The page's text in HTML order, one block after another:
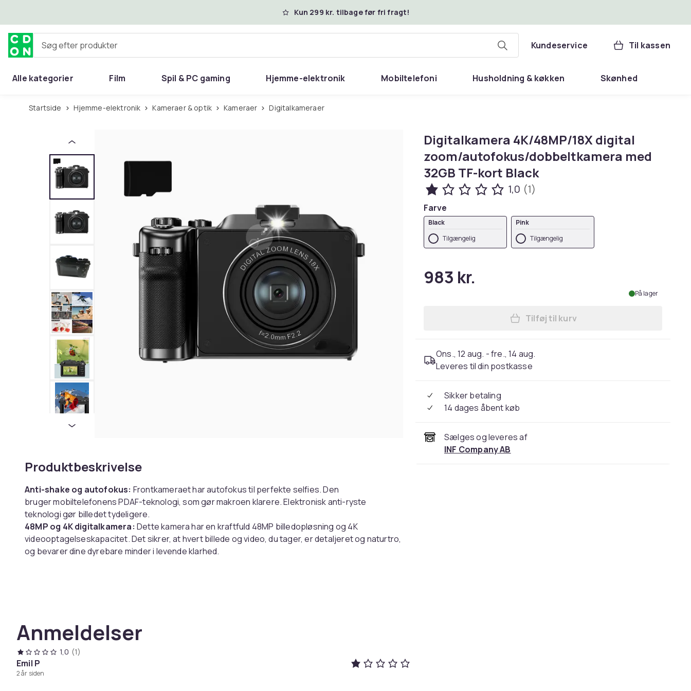
Kun 299 kr. tilbage før fri fragt!
Søg efter produkter Kundeservice Til kassen
Alle kategorier Film Spil & PC gaming Hjemme-elektronik Mobiltelefoni Husholdning & køkken Skønhed
Hjem & have
Startside Hjemme-elektronik Kameraer & optik Kameraer Digitalkameraer
Produktbeskrivelse
Anti-shake og autofokus: Frontkameraet har autofokus til perfekte selfies. Den
bruger mobiltelefonens PDAF-teknologi, som gør makroen klarere. Elektronisk anti-ryste
teknologi gør billedet tydeligere.
48MP og 4K digitalkamera: Dette kamera har en kraftfuld 48MP billedopløsning og 4K
videooptagelseskapacitet. Det sikrer, at hvert billede og video, du tager, er detaljeret og naturtro,
og bevarer dine dyrebare minder i levende klarhed.
Mere kraftfuld funktion:
Mac-systemer. Med 3,0-tommer high-definition-skærm understøtter den opladning under
optagelse og ni-kvadrat-gitteroptagelse. Understøttelse af ekstern MIC-optagelse, hurtig skift
af filtre og Wifi (APP) kontrolfunktion (optagelse/indstilling/preview/afspilning i realtid). Du kan
selv gøre skallen som du vil. Afspilningskameraet kan zoome ind og ud. Den har også selvudløser
Anmeldelser
1,0 (1)
Emil P
2 år siden
Digitalkamera 4K/48MP/18X digital
zoom/autofokus/dobbeltkamera med
32GB TF-kort Black
1,0 (1)
Farve
Black
Tilgængelig
Pink
Tilgængelig
983 kr.
På lager
Læg Digitalkamera 4K/48MP/18X
Tilføj til kurv
Ons., 12 aug. - fre., 14 aug.
Leveres til din postkasse
Sikker betaling
14 dages åbent køb
Sælges og leveres af
INF Company AB